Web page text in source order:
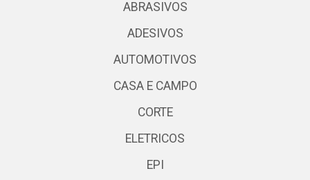
ABRASIVOS
ADESIVOS
AUTOMOTIVOS
CASA E CAMPO
CORTE
ELETRICOS
EPI